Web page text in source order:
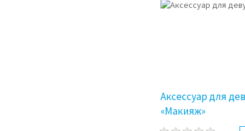
Аксессуар для
«Макияж»